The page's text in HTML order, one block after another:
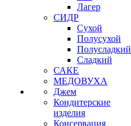
Лагер
СИДР
Сухой
Полусухой
Полусладкий
Сладкий
САКЕ
МЕДОВУХА
Джем
Кондитерские
изделия
Консервация